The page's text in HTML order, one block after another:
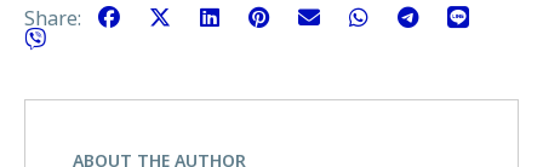
Share:
ABOUT THE AUTHOR